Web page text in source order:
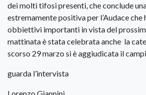
dei molti tifosi presenti, che conclude
estremamente positiva per l’Audace
obbiettivi importanti in vista del
mattinata è stata celebrata anche la
scorso 29 marzo si è aggiudicata il
guarda l’intervista